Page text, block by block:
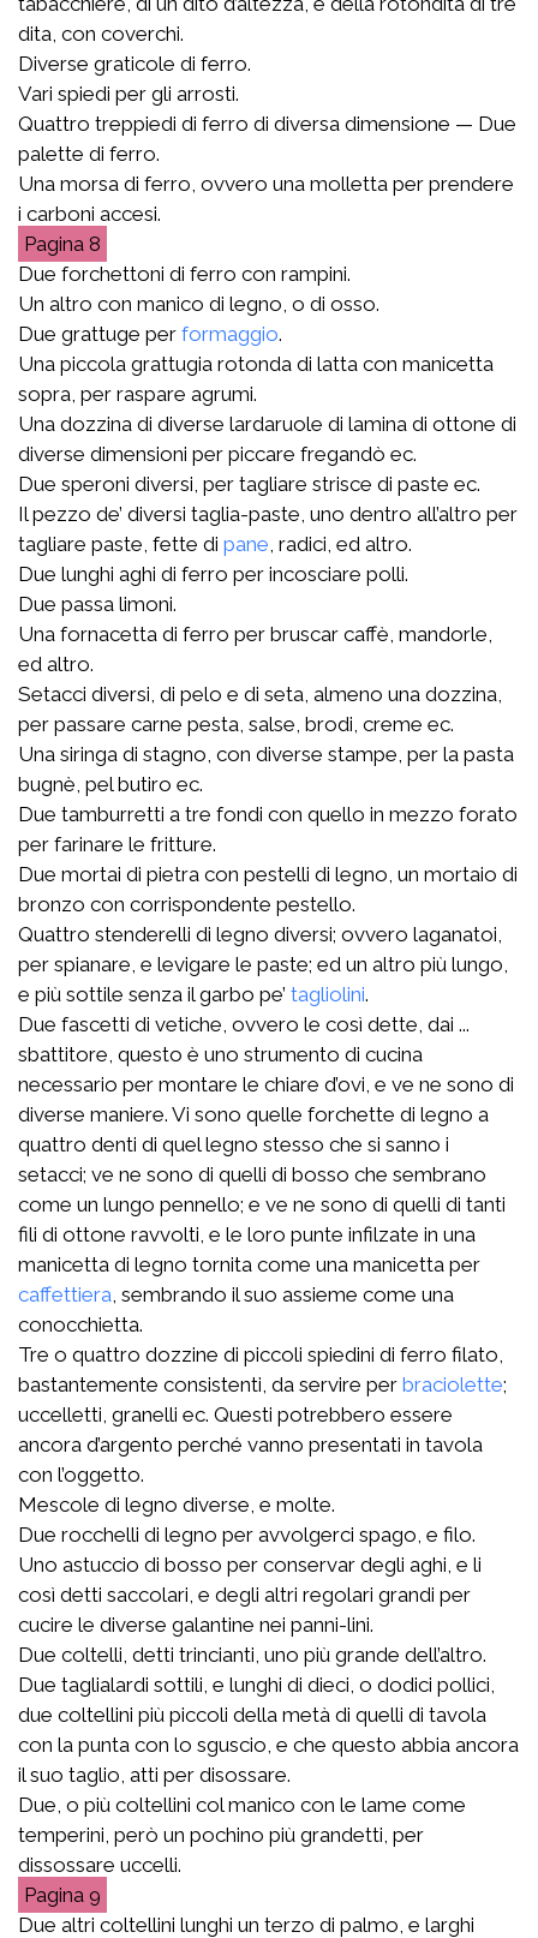
dita, con coverchi.
Diverse graticole di ferro.
Vari spiedi per gli arrosti.
Quattro treppiedi di ferro di diversa dimensione — Due
palette di ferro.
Una morsa di ferro, ovvero una molletta per prendere
i carboni accesi.
8
Due forchettoni di ferro con rampini.
Un altro con manico di legno, o di osso.
Due grattuge per formaggio.
Una piccola grattugia rotonda di latta con manicetta
sopra, per raspare agrumi.
Una dozzina di diverse lardaruole di lamina di ottone di
diverse dimensioni per piccare fregandò ec.
Due speroni diversi, per tagliare strisce di paste ec.
Il pezzo de’ diversi taglia-paste, uno dentro all’altro per
tagliare paste, fette di pane , radici, ed altro.
Due lunghi aghi di ferro per incosciare polli.
Due passa limoni.
Una fornacetta di ferro per bruscar caffè, mandorle,
ed altro.
Setacci diversi, di pelo e di seta, almeno una dozzina,
per passare carne pesta, salse, brodi, creme ec.
Una siringa di stagno, con diverse stampe, per la pasta
bugnè, pel butiro ec.
Due tamburretti a tre fondi con quello in mezzo forato
per farinare le fritture.
Due mortai di pietra con pestelli di legno, un mortaio di
bronzo con corrispondente pestello.
Quattro stenderelli di legno diversi; ovvero laganatoi,
per spianare, e levigare le paste; ed un altro più lungo,
e più sottile senza il garbo pe’ tagliolini.
Due fascetti di vetiche, ovvero le così dette, dai ...
sbattitore, questo è uno strumento di cucina
necessario per montare le chiare d’ovi, e ve ne sono di
diverse maniere. Vi sono quelle forchette di legno a
quattro denti di quel legno stesso che si sanno i
setacci; ve ne sono di quelli di bosso che sembrano
come un lungo pennello; e ve ne sono di quelli di tanti
fili di ottone ravvolti, e le loro punte infilzate in una
manicetta di legno tornita come una manicetta per
caffettiera , sembrando il suo assieme come una
conocchietta.
Tre o quattro dozzine di piccoli spiedini di ferro filato,
bastantemente consistenti, da servire per braciolette;
uccelletti, granelli ec. Questi potrebbero essere
ancora d’argento perché vanno presentati in tavola
con l’oggetto.
Mescole di legno diverse, e molte.
Due rocchelli di legno per avvolgerci spago, e filo.
Uno astuccio di bosso per conservar degli aghi, e li
così detti saccolari, e degli altri regolari grandi per
cucire le diverse galantine nei panni-lini.
Due coltelli, detti trincianti, uno più grande dell’altro.
Due taglialardi sottili, e lunghi di dieci, o dodici pollici,
due coltellini più piccoli della metà di quelli di tavola
con la punta con lo sguscio, e che questo abbia ancora
il suo taglio, atti per disossare.
Due, o più coltellini col manico con le lame come
temperini, però un pochino più grandetti, per
dissossare uccelli.
9
Due altri coltellini lunghi un terzo di palmo, e larghi